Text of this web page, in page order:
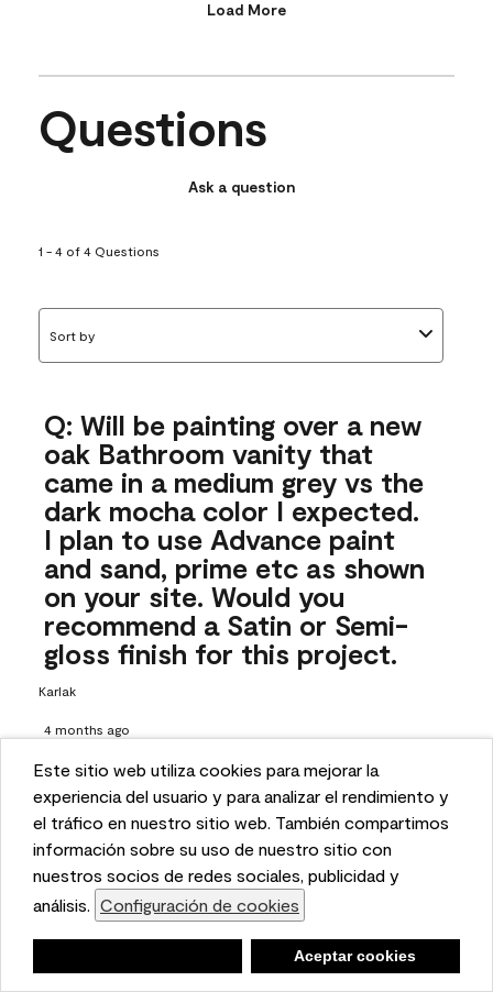
This website uses cookies to enhance user experience
and to analyze performance and traffic on our website.
We also share information about your use of our site
with our social media, advertising, and analytics
partners. Cookie Settings
Accept Cookies
Este sitio web utiliza cookies para mejorar la
experiencia del usuario y para analizar el rendimiento y
el tráfico en nuestro sitio web. También compartimos
información sobre su uso de nuestro sitio con
nuestros socios de redes sociales, publicidad y
análisis. Configuración de cookies
Aceptar cookies
Load More
Questions
Ask a question
1 - 4 of 4 Questions
Sort by
Q: Will be painting over a new
oak Bathroom vanity that
came in a medium grey vs the
dark mocha color I expected.
I plan to use Advance paint
and sand, prime etc as shown
on your site. Would you
recommend a Satin or Semi-
gloss finish for this project.
Karlak
4 months ago
1 Answer Answer this Question
A: Hi there! Choosing the right sheen is all up to your design
style and preference, but if you want your vanity to have a
bit more shine to it, we suggest opting for the semi-gloss.
To learn more about choosing the right sheen, check out
our guide here: https://www.benjaminmoore.com/en-